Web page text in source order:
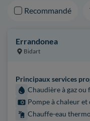
Recommandé
Errandonea
Bidart
Principaux services
Chaudière à gaz ou
Pompe à chaleur
Chauffe-eau